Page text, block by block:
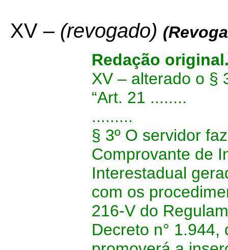
XV – (revogado)
Redação
XV – alterado o §
“Art. 21 ........
.........
§ 3º O servidor
Comprovante de
Interestadual
com os
216-V do
Decreto n°